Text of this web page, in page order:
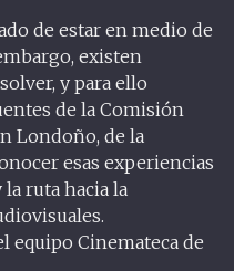
de estar en medio de
existen
y para ello
de la Comisión
Londoño, de la
esas experiencias
ruta hacia la
equipo Cinemateca de